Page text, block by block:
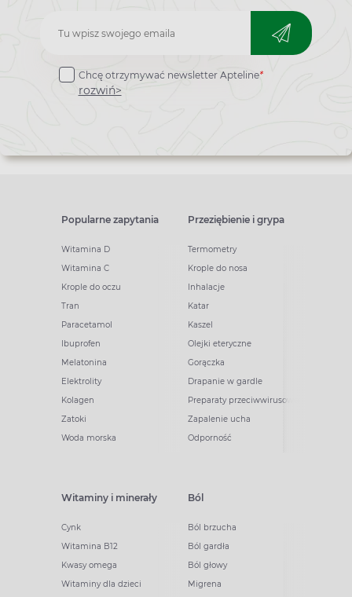
Zapisz
do
newslettera
Chcę otrzymywać newsletter Apteline*
rozwiń>
Popularne zapytania
Witamina D
Witamina C
Krople do oczu
Tran
Paracetamol
Ibuprofen
Melatonina
Elektrolity
Kolagen
Zatoki
Woda morska
Przeziębienie i grypa
Termometry
Krople do nosa
Inhalacje
Katar
Kaszel
Olejki eteryczne
Gorączka
Drapanie w gardle
Preparaty przeciwwirusowe
Zapalenie ucha
Odporność
Witaminy i minerały
Cynk
Witamina B12
Kwasy omega
Witaminy dla dzieci
Ból
Ból brzucha
Ból gardła
Ból głowy
Migrena